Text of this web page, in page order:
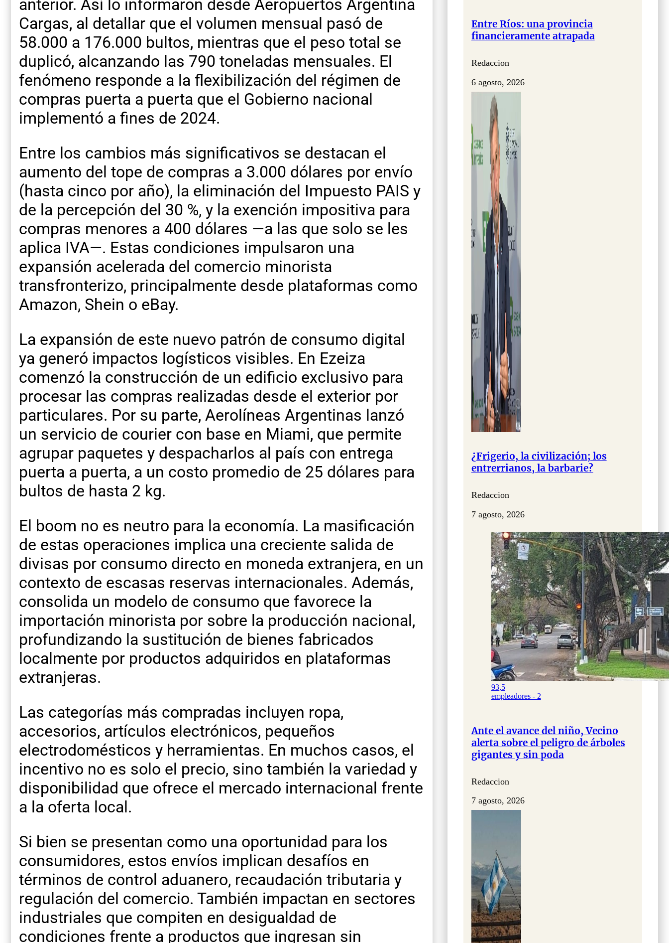
anterior. Así lo informaron desde Aeropuertos Argentina
Cargas, al detallar que el volumen mensual pasó de
58.000 a 176.000 bultos, mientras que el peso total se
duplicó, alcanzando las 790 toneladas mensuales. El
fenómeno responde a la flexibilización del régimen de
compras puerta a puerta que el Gobierno nacional
implementó a fines de 2024.
Entre los cambios más significativos se destacan el
aumento del tope de compras a 3.000 dólares por envío
(hasta cinco por año), la eliminación del Impuesto PAIS y
de la percepción del 30 %, y la exención impositiva para
compras menores a 400 dólares —a las que solo se les
aplica IVA—. Estas condiciones impulsaron una
expansión acelerada del comercio minorista
transfronterizo, principalmente desde plataformas como
Amazon, Shein o eBay.
La expansión de este nuevo patrón de consumo digital
ya generó impactos logísticos visibles. En Ezeiza
comenzó la construcción de un edificio exclusivo para
procesar las compras realizadas desde el exterior por
particulares. Por su parte, Aerolíneas Argentinas lanzó
un servicio de courier con base en Miami, que permite
agrupar paquetes y despacharlos al país con entrega
puerta a puerta, a un costo promedio de 25 dólares para
bultos de hasta 2 kg.
El boom no es neutro para la economía. La masificación
de estas operaciones implica una creciente salida de
divisas por consumo directo en moneda extranjera, en un
contexto de escasas reservas internacionales. Además,
consolida un modelo de consumo que favorece la
importación minorista por sobre la producción nacional,
profundizando la sustitución de bienes fabricados
localmente por productos adquiridos en plataformas
extranjeras.
Las categorías más compradas incluyen ropa,
accesorios, artículos electrónicos, pequeños
electrodomésticos y herramientas. En muchos casos, el
incentivo no es solo el precio, sino también la variedad y
disponibilidad que ofrece el mercado internacional frente
a la oferta local.
Si bien se presentan como una oportunidad para los
consumidores, estos envíos implican desafíos en
términos de control aduanero, recaudación tributaria y
regulación del comercio. También impactan en sectores
industriales que compiten en desigualdad de
condiciones frente a productos que ingresan sin
Entre Ríos: una provincia
financieramente atrapada
Redaccion
6 agosto, 2026
¿Frigerio, la civilización; los
entrerrianos, la barbarie?
Redaccion
7 agosto, 2026
93,5
empleadores - 2
Ante el avance del niño, Vecino
alerta sobre el peligro de árboles
gigantes y sin poda
Redaccion
7 agosto, 2026